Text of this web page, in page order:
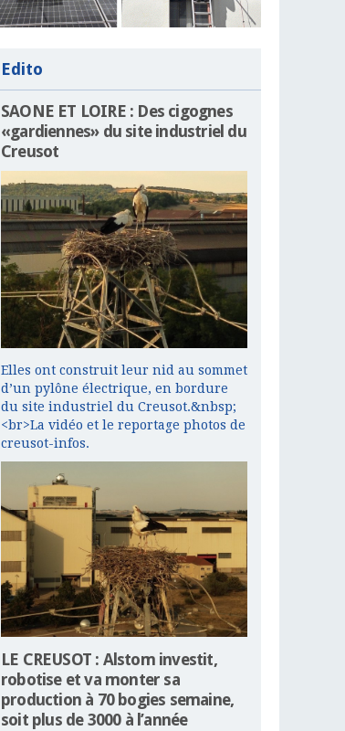
Edito
SAONE ET LOIRE : Des cigognes
«gardiennes» du site industriel du
Creusot
Elles ont construit leur nid au sommet
d’un pylône électrique, en bordure
du site industriel du Creusot.&nbsp;
<br>La vidéo et le reportage photos de
creusot-infos.
LE CREUSOT : Alstom investit,
robotise et va monter sa
production à 70 bogies semaine,
soit plus de 3000 à l’année